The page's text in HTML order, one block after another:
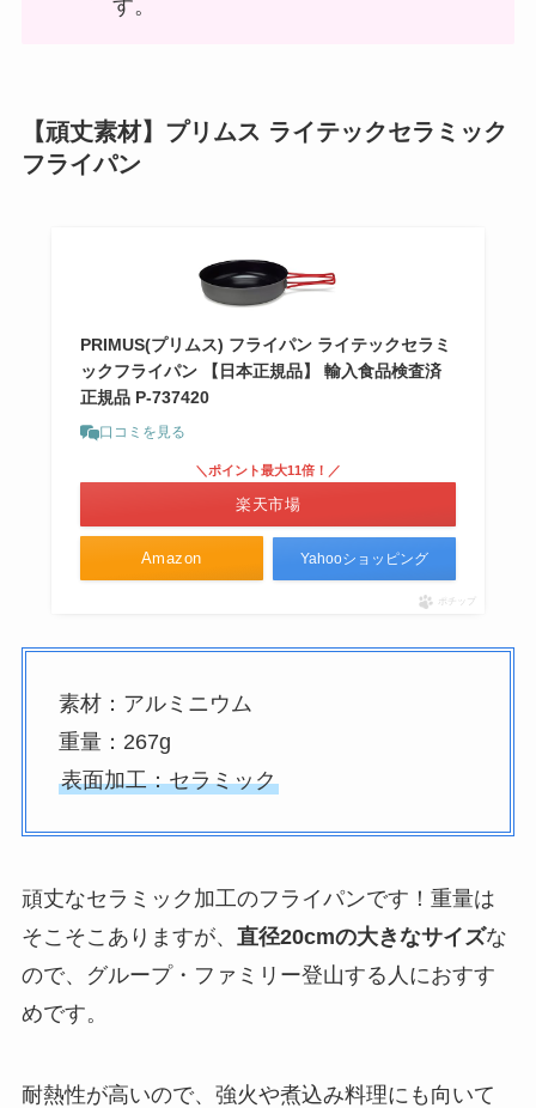
す。
【頑丈素材】プリムス ライテックセラミック
フライパン
PRIMUS(プリムス) フライパン ライテックセラミ
ックフライパン 【日本正規品】 輸入食品検査済
正規品 P-737420
口コミを見る
Amazon
＼ポイント最大11倍！／
楽天市場
Yahooショッピング
ポチップ
素材：アルミニウム
重量：267g
表面加工：セラミック
頑丈なセラミック加工のフライパンです！ 重量は
そこそこありますが、 直径20cmの大きなサイズな
ので、
グループ・ファミリー登山する人におすす
めです。
耐熱性が高いので、強火や煮込み料理にも向いて